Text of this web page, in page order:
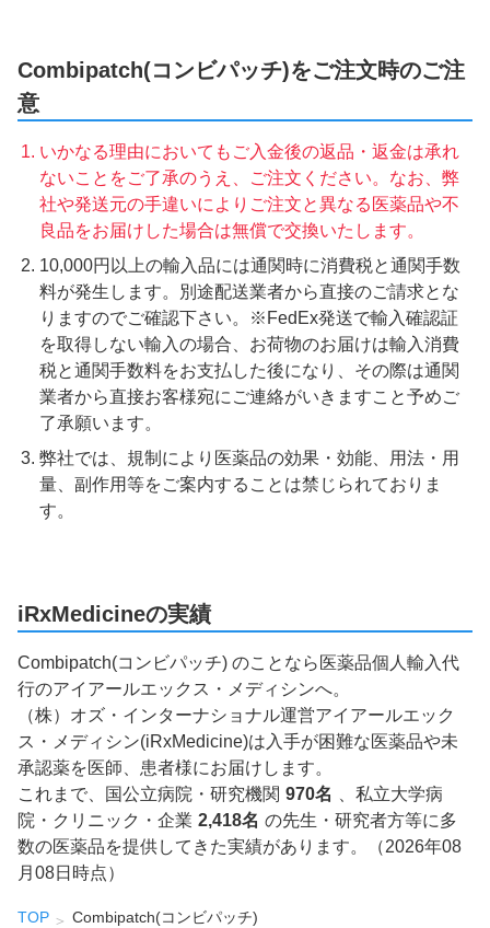
Combipatch(コンビパッチ)をご注文時のご注
意
いかなる理由においてもご入金後の返品・返金は承れ
ないことをご了承のうえ、ご注文ください。なお、弊
社や発送元の手違いによりご注文と異なる医薬品や不
良品をお届けした場合は無償で交換いたします。
10,000円以上の輸入品には通関時に消費税と通関手数
料が発生します。別途配送業者から直接のご請求とな
りますのでご確認下さい。※FedEx発送で輸入確認証
を取得しない輸入の場合、お荷物のお届けは輸入消費
税と通関手数料をお支払した後になり、その際は通関
業者から直接お客様宛にご連絡がいきますこと予めご
了承願います。
弊社では、規制により医薬品の効果・効能、用法・用
量、副作用等をご案内することは禁じられておりま
す。
iRxMedicineの実績
Combipatch(コンビパッチ) のことなら医薬品個人輸入代
行のアイアールエックス・メディシンへ。
（株）オズ・インターナショナル運営アイアールエック
ス・メディシン(iRxMedicine)は入手が困難な医薬品や未
承認薬を医師、患者様にお届けします。
これまで、国公立病院・研究機関 970名
、私立大学病
院・クリニック・企業 2,418名 の先生・研究者方等に多
数の医薬品を提供してきた実績があります。（2026年08
月08日時点）
TOP Combipatch(コンビパッチ)